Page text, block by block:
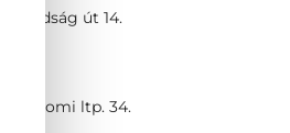
út 14.
Bánomi ltp. 34.